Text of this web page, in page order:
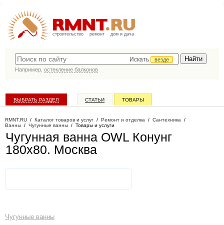
строительство ремонт дом и дача
Искать
везде
Например, остекление балконов
ВЫБРАТЬ РАЗДЕЛ СТАТЬИ ТОВАРЫ
RMNT.RU / Каталог товаров и услуг / Ремонт и отделка / Сантехника /
Ванны / Чугунные ванны / Товары и услуги
Чугунная ванна OWL Конунг
180x80. Москва
Чугунные ванны